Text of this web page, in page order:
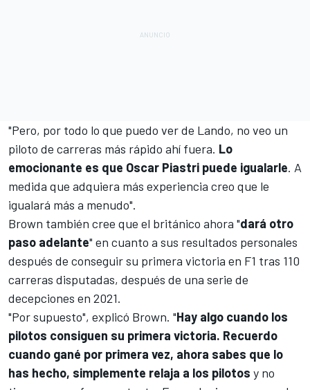
"Pero, por todo lo que puedo ver de Lando, no veo un
piloto de carreras más rápido ahí fuera. Lo
emocionante es que Oscar Piastri puede igualarle. A
medida que adquiera más experiencia creo que le
igualará más a menudo".
Brown también cree que el británico ahora "dará otro
paso adelante" en cuanto a sus resultados personales
después de conseguirsu primera victoria en F1 tras 110
carreras disputadas, después de una serie de
decepciones en 2021.
"Por supuesto", explicó Brown. "Hay algo cuando los
pilotos consiguen su primera victoria. Recuerdo
cuando gané por primera vez, ahora sabes que lo
has hecho, simplemente relaja a los pilotos y no